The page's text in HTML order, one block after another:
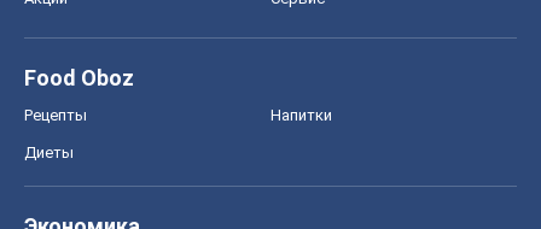
Food Oboz
Рецепты Напитки
Диеты